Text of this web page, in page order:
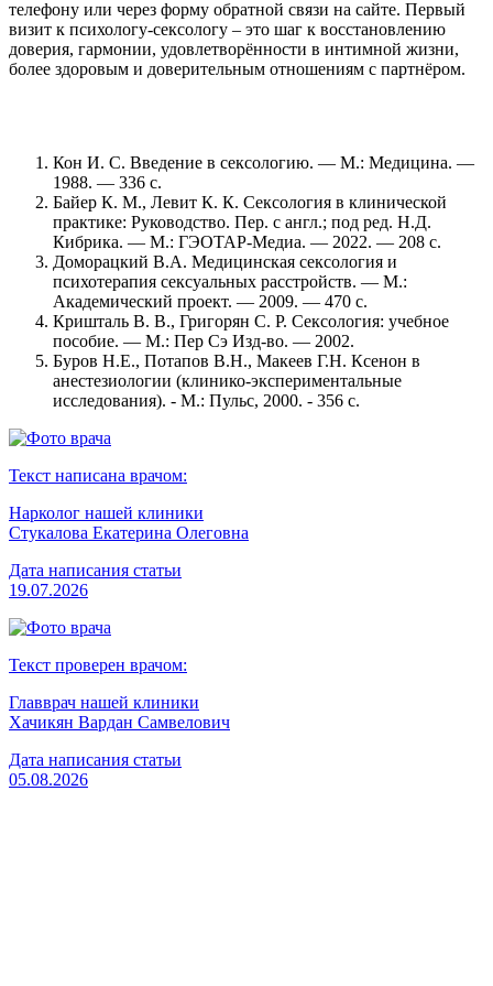
телефону или через форму обратной связи на сайте. Первый
визит к психологу-сексологу – это шаг к восстановлению
доверия, гармонии, удовлетворённости в интимной жизни,
более здоровым и доверительным отношениям с партнёром.
Кон И. С. Введение в сексологию. — М.: Медицина. —
1988. — 336 с.
Байер К. М., Левит К. К. Сексология в клинической
практике: Руководство. Пер. с англ.; под ред. Н.Д.
Кибрика. — М.: ГЭОТАР-Медиа. — 2022. — 208 с.
Доморацкий В.А. Медицинская сексология и
психотерапия сексуальных расстройств. — М.:
Академический проект. — 2009. — 470 с.
Кришталь В. В., Григорян С. Р. Сексология: учебное
пособие. — М.: Пер Сэ Изд-во. — 2002.
Буров Н.Е., Потапов В.Н., Макеев Г.Н. Ксенон в
анестезиологии (клинико-экспериментальные
исследования). - М.: Пульс, 2000. - 356 с.
Текст написана врачом:
Нарколог нашей клиники
Стукалова Екатерина Олеговна
Дата написания статьи
19.07.2026
Текст проверен врачом:
Главврач нашей клиники
Хачикян Вардан Самвелович
Дата написания статьи
05.08.2026